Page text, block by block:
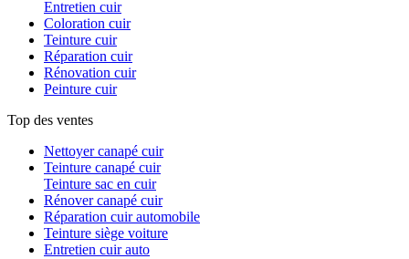
Entretien cuir
Coloration cuir
Teinture cuir
Réparation cuir
Rénovation cuir
Peinture cuir
Top des ventes
Nettoyer canapé cuir
Teinture canapé cuir
Teinture sac en cuir
Rénover canapé cuir
Réparation cuir automobile
Teinture siège voiture
Entretien cuir auto